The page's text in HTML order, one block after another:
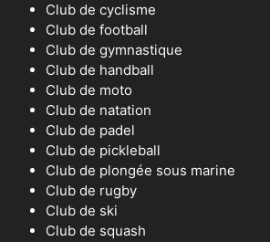
Club de cyclisme
Club de football
Club de gymnastique
Club de handball
Club de moto
Club de natation
Club de padel
Club de pickleball
Club de plongée sous marine
Club de rugby
Club de ski
Club de squash